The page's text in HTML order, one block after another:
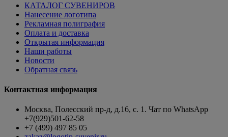
КАТАЛОГ СУВЕНИРОВ
Нанесение логотипа
Рекламная полиграфия
Оплата и доставка
Открытая информация
Наши работы
Новости
Обратная связь
Контактная информация
Москва, Полесский пр-д, д.16, с. 1. Чат по WhatsApp
+7(929)501-62-58
+7 (499) 497 85 05